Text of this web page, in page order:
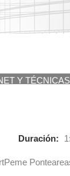
Y
Duración: